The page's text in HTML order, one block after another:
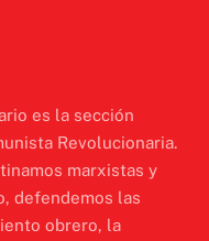
es la sección
Revolucionaria.
marxistas y
defendemos las
obrero, la